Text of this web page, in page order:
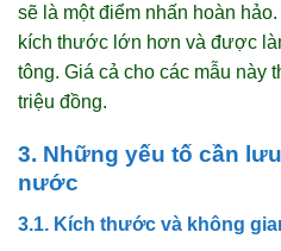
sẽ là một điểm nhấn hoàn
kích thước lớn hơn và được
tông. Giá cả cho các mẫu này
triệu đồng.
3. Những yếu tố cần
nước
3.1. Kích thước và không